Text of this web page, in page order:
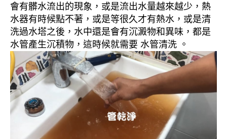
會有髒水流出的現象，或是流出水量越來越少，熱
水器有時候點不著，或是等很久才有熱水，或是清
洗過水塔之後，水中還是會有沉澱物和異味，都是
水管產生沉積物，這時候就需要 水管清洗 。